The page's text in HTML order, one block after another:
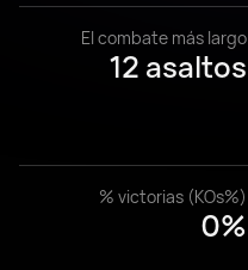
El combate más largo
12 asaltos
% victorias (KOs%)
0%